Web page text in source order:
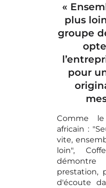
«
plus
groupe
pour
Comme
africain :
vite,
loin",
prestation,
d'écoute